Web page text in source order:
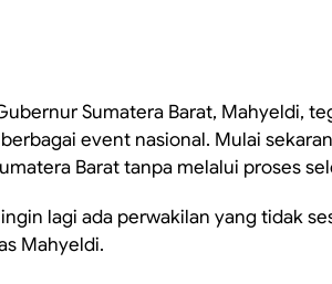
Sumatera Barat, Mahyeldi,
event nasional. Mulai
Barat tanpa melalui proses
lagi ada perwakilan yang tidak
Mahyeldi.